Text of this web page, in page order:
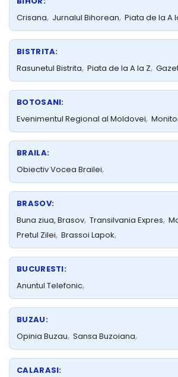
Crisana, Jurnalul Bihorean, Piata de la A
BISTRITA:
Rasunetul Bistrita, Piata de la A la Z,
BOTOSANI:
Evenimentul Regional al Moldovei,
BRAILA:
Obiectiv Vocea Brailei,
BRASOV:
Buna ziua, Brasov, Transilvania Expres,
Pretul Zilei, Brassoi Lapok,
BUCURESTI:
Anuntul Telefonic,
BUZAU:
Opinia Buzau, Sansa Buzoiana,
CALARASI: